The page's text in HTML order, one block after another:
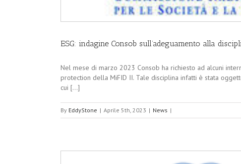
ESG: indagine Consob sull’adeguamento alla
Nel mese di marzo 2023 Consob ha richiesto ad alcuni
protection della MiFID II. Tale disciplina infatti è stata
cui [...]
By EddyStone | Aprile 5th, 2023 | News |